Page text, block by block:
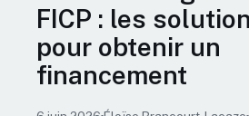
FICP : les
pour obtenir un
financement